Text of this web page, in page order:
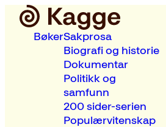
BøkerSakprosa
Biografi og historie
Dokumentar
Politikk og
samfunn
200 sider-serien
Populærvitenskap